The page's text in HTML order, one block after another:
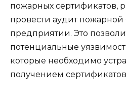
пожарных сертификатов,
провести аудит пожарной
предприятии. Это
потенциальные
которые необходимо
получением